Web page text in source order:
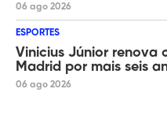
06 ago 2026
ESPORTES
Vinicius Júnior renova
Madrid por mais seis
06 ago 2026